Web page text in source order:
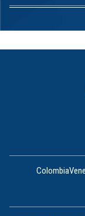
1
8
Colombia